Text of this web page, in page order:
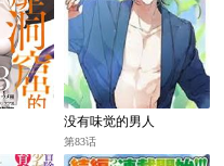
没有味觉的男人
第83话